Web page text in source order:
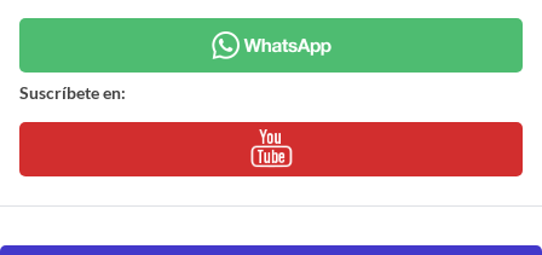
Suscríbete en: